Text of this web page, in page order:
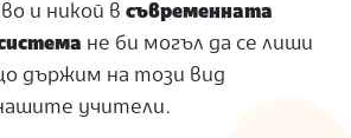
и никой в съвременната
не би могъл да се лиши
държим на този вид
учители.